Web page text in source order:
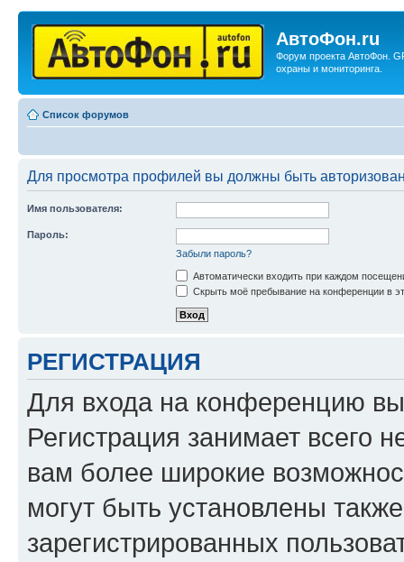
АвтоФон.ru
Форум проекта АвтоФон.
охраны и мониторинга.
Список форумов
Для просмотра профилей вы должны быть
Имя пользователя:
Пароль:
Забыли пароль?
Автоматически входить при каждом
Скрыть моё пребывание на конференции в
РЕГИСТРАЦИЯ
Для входа на конференцию
Регистрация занимает всего
вам более широкие
могут быть установлены
зарегистрированных